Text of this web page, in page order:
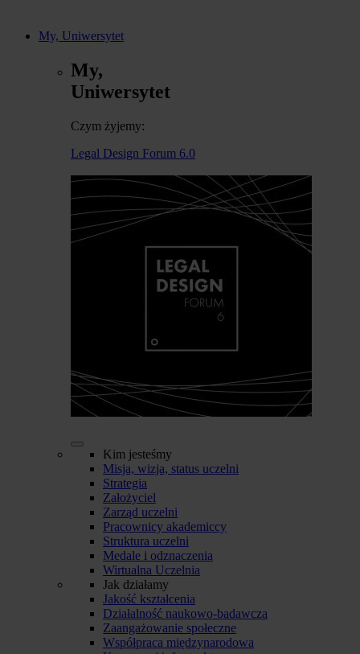
My, Uniwersytet
My,
Uniwersytet
Czym żyjemy:
Legal Design Forum 6.0
Kim jesteśmy
Misja, wizja, status uczelni
Strategia
Założyciel
Zarząd uczelni
Pracownicy akademiccy
Struktura uczelni
Medale i odznaczenia
Wirtualna Uczelnia
Jak działamy
Jakość kształcenia
Działalność naukowo-badawcza
Zaangażowanie społeczne
Współpraca międzynarodowa